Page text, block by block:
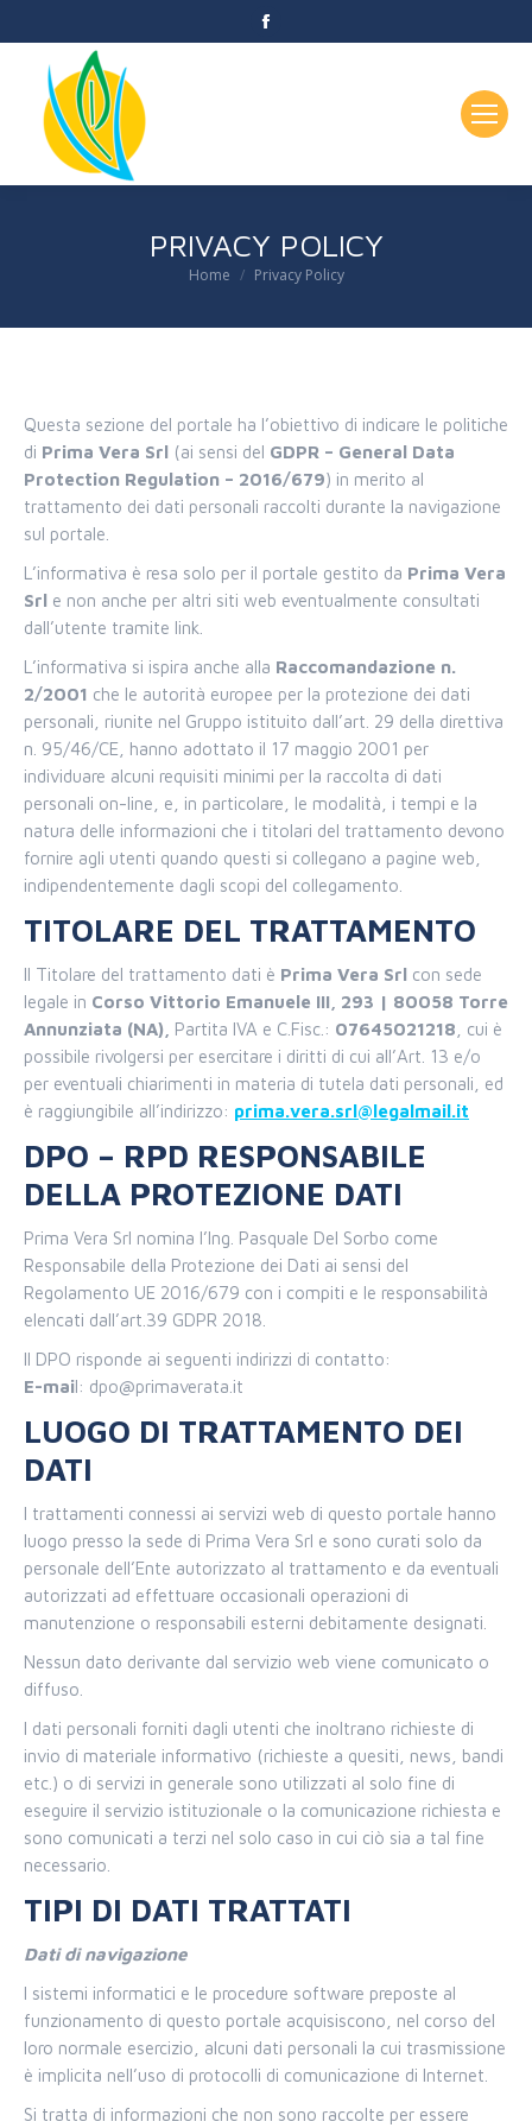
PRIVACY POLICY
You are here:
Home Privacy Policy
Questa sezione del portale ha l’obiettivo di indicare le politiche
di Prima Vera Srl (ai sensi del GDPR – General Data
Protection Regulation – 2016/679) in merito al
trattamento dei dati personali raccolti durante la navigazione
sul portale.
L’informativa è resa solo per il portale gestito da Prima Vera
Srl e non anche per altri siti web eventualmente consultati
dall’utente tramite link.
L’informativa si ispira anche alla Raccomandazione n.
2/2001 che le autorità europee per la protezione dei dati
personali, riunite nel Gruppo istituito dall’art. 29 della direttiva
n. 95/46/CE, hanno adottato il 17 maggio 2001 per
individuare alcuni requisiti minimi per la raccolta di dati
personali on-line, e, in particolare, le modalità, i tempi e la
natura delle informazioni che i titolari del trattamento devono
fornire agli utenti quando questi si collegano a pagine web,
indipendentemente dagli scopi del collegamento.
TITOLARE DEL TRATTAMENTO
Il Titolare del trattamento dati è Prima Vera Srl con sede
legale in Corso Vittorio Emanuele III, 293 | 80058 Torre
Annunziata (NA), Partita IVA e C.Fisc.: 07645021218 , cui è
possibile rivolgersi per esercitare i diritti di cui all’Art. 13 e/o
per eventuali chiarimenti in materia di tutela dati personali, ed
è raggiungibile all’indirizzo: prima.vera.srl@legalmail.it
DPO – RPD RESPONSABILE
DELLA PROTEZIONE DATI
Prima Vera Srl nomina l’Ing. Pasquale Del Sorbo come
Responsabile della Protezione dei Dati ai sensi del
Regolamento UE 2016/679 con i compiti e le responsabilità
elencati dall’art.39 GDPR 2018.
Il DPO risponde ai seguenti indirizzi di contatto:
E-mail: dpo@primaverata.it
LUOGO DI TRATTAMENTO DEI
DATI
I trattamenti connessi ai servizi web di questo portale hanno
luogo presso la sede di Prima Vera Srl e sono curati solo da
personale dell’Ente autorizzato al trattamento e da eventuali
autorizzati ad effettuare occasionali operazioni di
manutenzione o responsabili esterni debitamente designati.
Nessun dato derivante dal servizio web viene comunicato o
diffuso.
I dati personali forniti dagli utenti che inoltrano richieste di
invio di materiale informativo (richieste a quesiti, news, bandi
etc.) o di servizi in generale sono utilizzati al solo fine di
eseguire il servizio istituzionale o la comunicazione richiesta e
sono comunicati a terzi nel solo caso in cui ciò sia a tal fine
necessario.
TIPI DI DATI TRATTATI
Dati di navigazione
I sistemi informatici e le procedure software preposte al
funzionamento di questo portale acquisiscono, nel corso del
loro normale esercizio, alcuni dati personali la cui trasmissione
è implicita nell’uso di protocolli di comunicazione di Internet.
Si tratta di informazioni che non sono raccolte per essere